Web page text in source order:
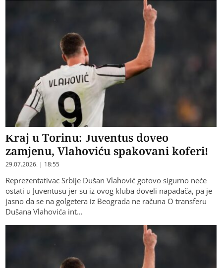
Kraj u Torinu: Juventus doveo
zamjenu, Vlahoviću spakovani koferi!
29.07.2026. | 18:55
Reprezentativac Srbije Dušan Vlahović gotovo sigurno neće
ostati u Juventusu jer su iz ovog kluba doveli napadača, pa je
jasno da se na golgetera iz Beograda ne računa O transferu
Dušana Vlahovića int…